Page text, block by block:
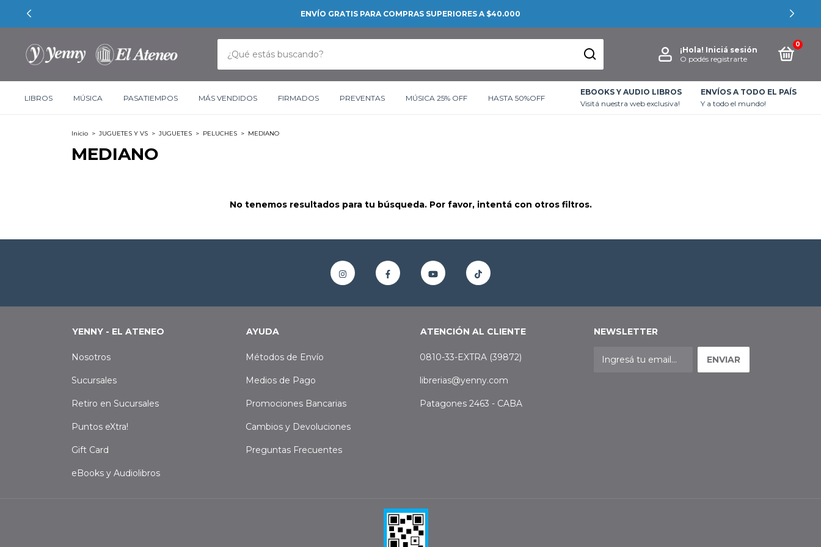
ENVÍO GRATIS PARA COMPRAS SUPERIORES A $40.000
¡Hola! Iniciá sesión
O podés registrarte
0
LIBROS MÚSICA PASATIEMPOS MÁS VENDIDOS FIRMADOS PREVENTAS MÚSICA 25% OFF HASTA 50%OFF
EBOOKS Y AUDIO LIBROS
Visitá nuestra web exclusiva!
ENVÍOS A TODO EL PAÍS
Y a todo el mundo!
Inicio > JUGUETES Y VS > JUGUETES > PELUCHES > MEDIANO
MEDIANO
No tenemos resultados para tu búsqueda. Por favor, intentá con otros filtros.
YENNY - EL ATENEO
Nosotros
Sucursales
Retiro en Sucursales
Puntos eXtra!
Gift Card
eBooks y Audiolibros
AYUDA
Métodos de Envío
Medios de Pago
Promociones Bancarias
Cambios y Devoluciones
Preguntas Frecuentes
ATENCIÓN AL CLIENTE
0810-33-EXTRA (39872)
librerias@yenny.com
Patagones 2463 - CABA
NEWSLETTER